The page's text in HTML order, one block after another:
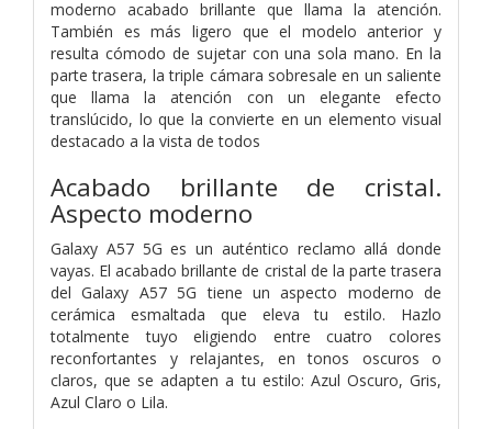
moderno acabado brillante que llama la atención.
También es más ligero que el modelo anterior y
resulta cómodo de sujetar con una sola mano. En la
parte trasera, la triple cámara sobresale en un saliente
que llama la atención con un elegante efecto
translúcido, lo que la convierte en un elemento visual
destacado a la vista de todos
Acabado brillante de cristal.
Aspecto moderno
Galaxy A57 5G es un auténtico reclamo allá donde
vayas. El acabado brillante de cristal de la parte trasera
del Galaxy A57 5G tiene un aspecto moderno de
cerámica esmaltada que eleva tu estilo. Hazlo
totalmente tuyo eligiendo entre cuatro colores
reconfortantes y relajantes, en tonos oscuros o
claros, que se adapten a tu estilo: Azul Oscuro, Gris,
Azul Claro o Lila.